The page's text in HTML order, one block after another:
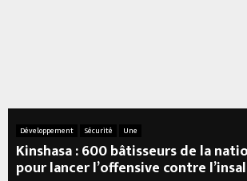
Développement Sécurité Une
Kinshasa : 600 bâtisseurs de la
pour lancer l’offensive contre